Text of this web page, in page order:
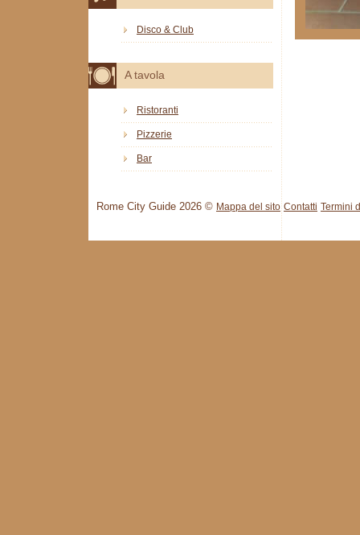
Disco & Club
A tavola
Ristoranti
Pizzerie
Bar
Rome City Guide 2026 © Mappa del sito Contatti Termini